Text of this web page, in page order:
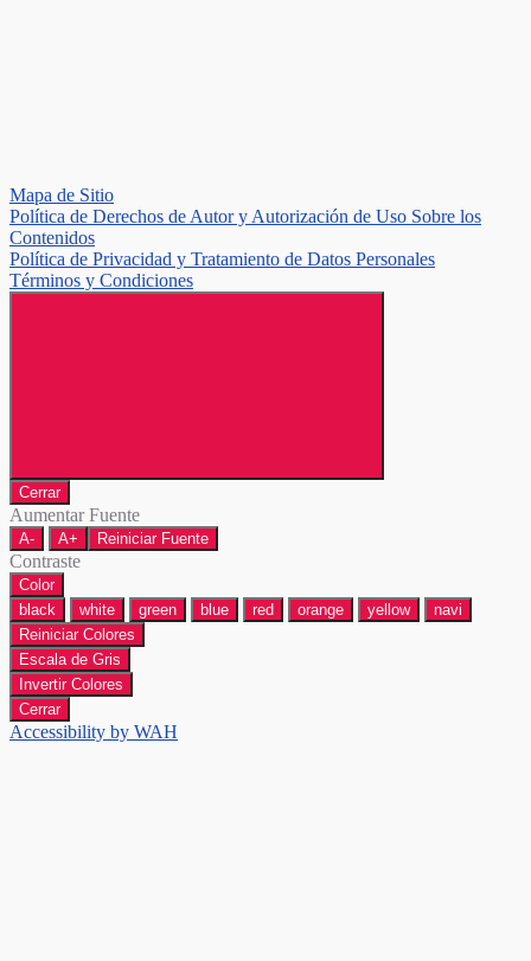
Mapa de Sitio
Política de Derechos de Autor y Autorización de Uso Sobre los
Contenidos
Política de Privacidad y Tratamiento de Datos Personales
Términos y Condiciones
Cerrar
Aumentar Fuente
A- A+ Reiniciar Fuente
Contraste
Color
black
white green blue red orange yellow
navi
Reiniciar Colores
Escala de Gris
Invertir Colores
Cerrar
Accessibility by WAH